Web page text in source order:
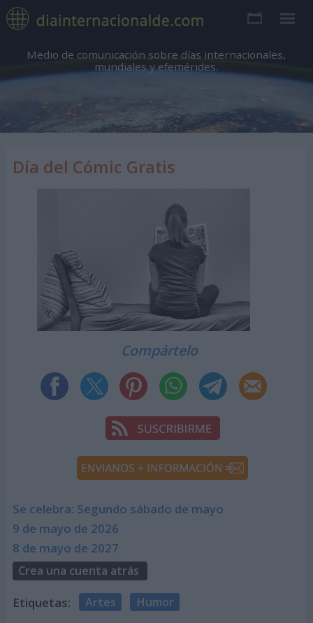
Medio de comunicación sobre días internacionales,
mundiales y efemérides.
Día del Cómic Gratis
Compártelo
Se celebra: Segundo sábado de mayo
9 de mayo de 2026
8 de mayo de 2027
Crea una cuenta atrás
Etiquetas: Artes Humor